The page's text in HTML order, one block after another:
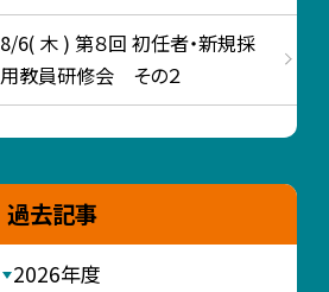
8/6( 木 ) 第８回 初任者・新規採
用教員研修会 その２
過去記事
2026年度